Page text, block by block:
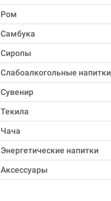
Ром
Самбука
Сиропы
Слабоалкогольные напитки
Сувенир
Текила
Чача
Энергетические напитки
Аксессуары